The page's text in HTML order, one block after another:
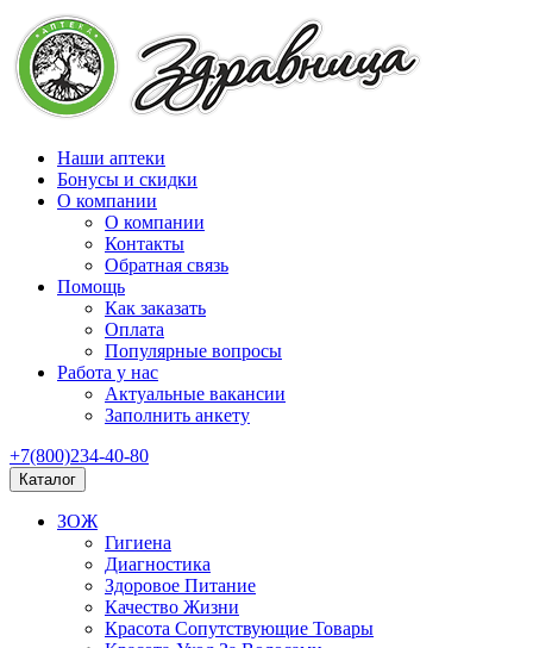
Наши аптеки
Бонусы и скидки
О компании
О компании
Контакты
Обратная связь
Помощь
Как заказать
Оплата
Популярные вопросы
Работа у нас
Актуальные вакансии
Заполнить анкету
+7(800)234-40-80
Каталог
ЗОЖ
Гигиена
Диагностика
Здоровое Питание
Качество Жизни
Красота Сопутствующие Товары